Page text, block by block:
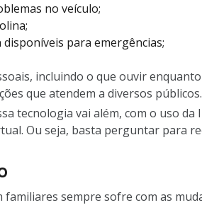
no veículo;
para emergências;
incluindo o que ouvir
que atendem a diversos públicos.
tecnologia vai além, com o uso
Ou seja, basta perguntar para
familiares sempre sofre com as